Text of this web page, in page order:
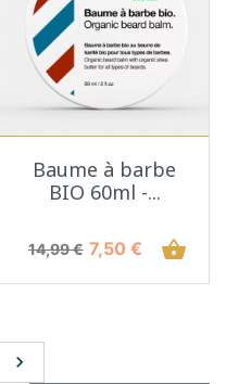
Baume à barbe
BIO 60ml -...
Prix de base
14,99 € Prix
7,50 € shopping_basket
Suivant
